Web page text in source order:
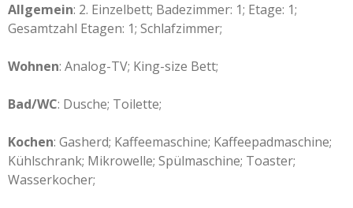
Allgemein: 2. Einzelbett; Badezimmer: 1; Etage: 1;
Gesamtzahl Etagen: 1; Schlafzimmer;
Wohnen: Analog-TV; King-size Bett;
Bad/WC: Dusche; Toilette;
Kochen: Gasherd; Kaffeemaschine; Kaffeepadmaschine;
Kühlschrank; Mikrowelle; Spülmaschine; Toaster;
Wasserkocher;